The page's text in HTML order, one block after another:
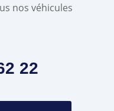
nos véhicules
22